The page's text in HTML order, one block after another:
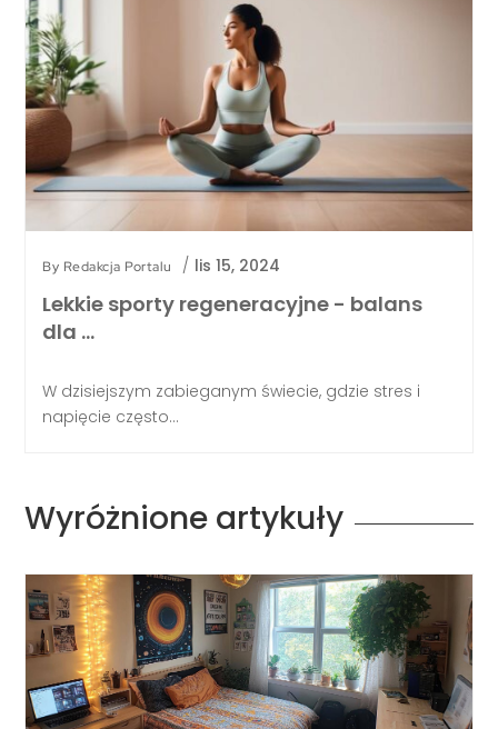
By Redakcja Portalu / lis 15, 2024
Lekkie sporty regeneracyjne - balans
dla …
W dzisiejszym zabieganym świecie, gdzie stres i
napięcie często...
Wyróżnione artykuły